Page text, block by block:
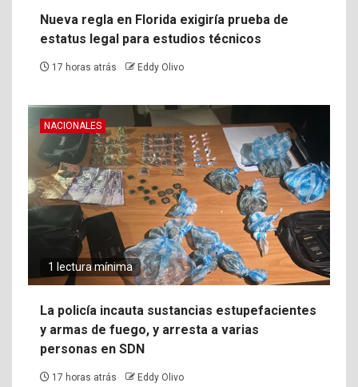
Nueva regla en Florida exigiría prueba de
estatus legal para estudios técnicos
17 horas atrás Eddy Olivo
NACIONALES
1 lectura mínima
La policía incauta sustancias estupefacientes
y armas de fuego, y arresta a varias
personas en SDN
17 horas atrás Eddy Olivo